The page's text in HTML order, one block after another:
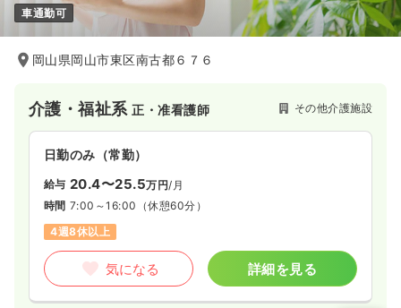
車通勤可
岡山県岡山市東区南古都６７６
介護・福祉系正・准看護師 その他介護施設
日勤のみ（常勤）
給与 20.4〜25.5万円/月
時間 7:00～16:00 （休憩60分）
4週8休以上
気になる 詳細を見る